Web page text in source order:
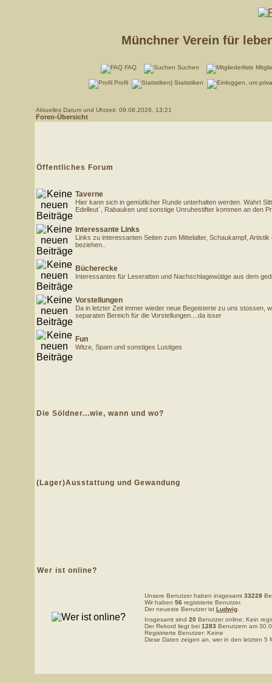
Münchner Verein für
FAQ Suchen
Profil Statistiken
Aktuelles Datum und Uhrzeit: 09.08.2026, 13:21
Foren-Übersicht
Öffentliches Forum
Taverne
Hier kann sich in gemütlicher Runde unterhalten werden. Wahrt
Edelleut´, Rabauken und sonstige Unruhestifter kommen an den
Interessante Links
Links zu interessanten Seiten zum Mittelalter, Schaukampf,
beziehen..
Bücherecke
Interessantes für Leseratten und Nachschlagewütige aus dem
Vorstellungen
Da in letzter Zeit immer wieder neue Begeisterte zu uns stossen,
separaten Bereich für die Vorstellungen....da isser
Fun
Witze, Spam und sonstiges Lustiges
Die Söldner...wie, wann und wo?
(Lager)Ausstattung und Gewandung
Wer ist online?
Unsere Benutzer haben insgesamt 33228
Wir haben 56 registrierte Benutzer.
Der neueste Benutzer ist Ludwig.
Insgesamt sind 20 Benutzer online: Kein
Der Rekord liegt bei 1283 Benutzern am
Registrierte Benutzer: Keine
Diese Daten zeigen an, wer in den letzten 5